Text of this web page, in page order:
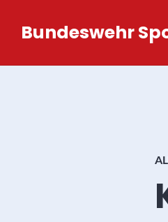
InhaltBundeswehr